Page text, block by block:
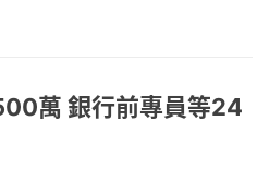
萬 銀行前專員等24